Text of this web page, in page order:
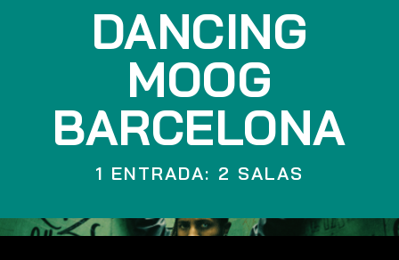
DANCING
MOOG
BARCELONA
1 ENTRADA: 2 SALAS